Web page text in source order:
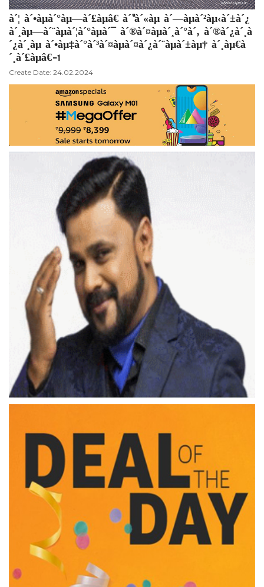
à´¦ à´•àµà´°àµ—à´£àµâ€ à´“à´«àµ à´—àµà´²àµ‹à´±à´¿
à´¸àµ—à´¨àµà´¦à´°àµà´¯ à´®à´¤àµà´¸à´°à´‚ à´®à´¿à´¸à
´¿à´¸àµ à´•àµ‡à´°à´³à´¤àµà´¤à´¿à´¨àµà´±àµ† à´¸àµ€à
´¸à´£àµâ€-1
Create Date: 24.02.2024